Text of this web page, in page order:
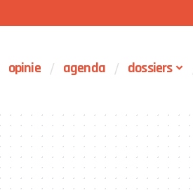
opinie agenda dossiers